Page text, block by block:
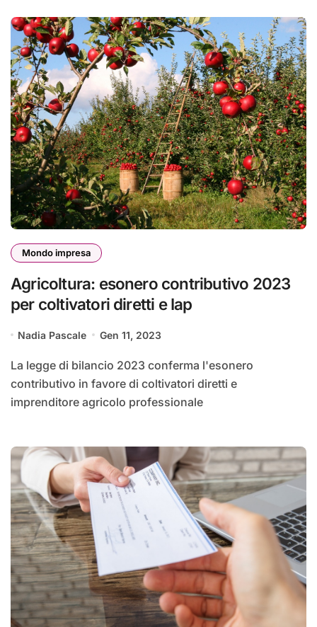
Mondo impresa
Agricoltura: esonero contributivo 2023
per coltivatori diretti e Iap
Nadia Pascale Gen 11, 2023
La legge di bilancio 2023 conferma l'esonero
contributivo in favore di coltivatori diretti e
imprenditore agricolo professionale